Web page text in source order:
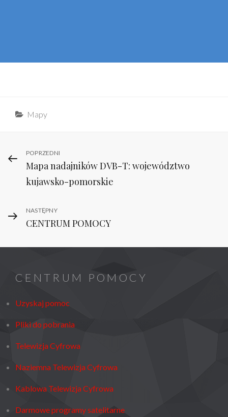
Categories
Mapy
Nawigacja
wpisu
Previous
Post
POPRZEDNI
Mapa nadajników DVB-T: województwo
kujawsko-pomorskie
Next
Post
NASTĘPNY
CENTRUM POMOCY
CENTRUM POMOCY
Uzyskaj pomoc
Pliki do pobrania
Telewizja Cyfrowa
Naziemna Telewizja Cyfrowa
Kablowa Telewizja Cyfrowa
Darmowe programy satelitarne